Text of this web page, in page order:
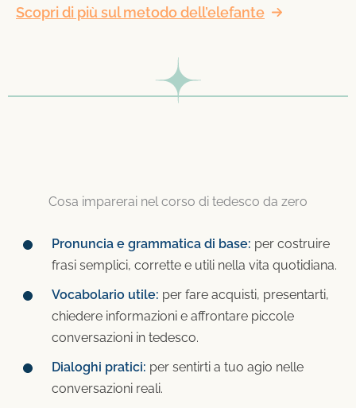
Scopri di più sul metodo dell’elefante
Cosa imparerai nel corso di tedesco da zero
Pronuncia e grammatica di base: per costruire
frasi semplici, corrette e utili nella vita quotidiana.
Vocabolario utile: per fare acquisti, presentarti,
chiedere informazioni e affrontare piccole
conversazioni in tedesco.
Dialoghi pratici: per sentirti a tuo agio nelle
conversazioni reali.